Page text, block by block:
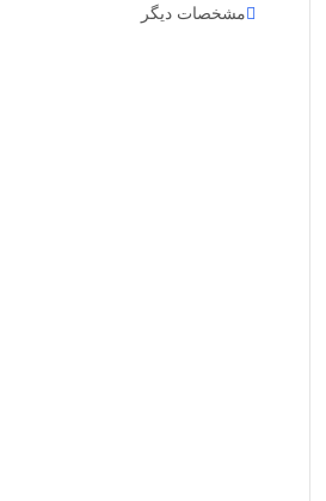
مشخصات دیگر